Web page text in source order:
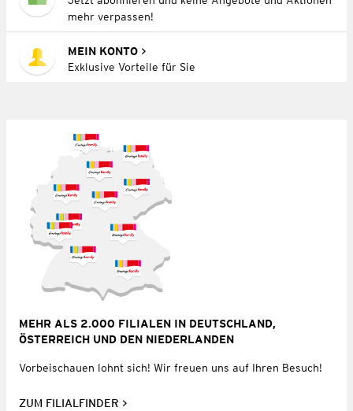
mehr verpassen!
MEIN KONTO
Exklusive Vorteile für Sie
MEHR ALS 2.000 FILIALEN IN DEUTSCHLAND,
ÖSTERREICH UND DEN NIEDERLANDEN
Vorbeischauen lohnt sich! Wir freuen uns auf Ihren Besuch!
ZUM FILIALFINDER